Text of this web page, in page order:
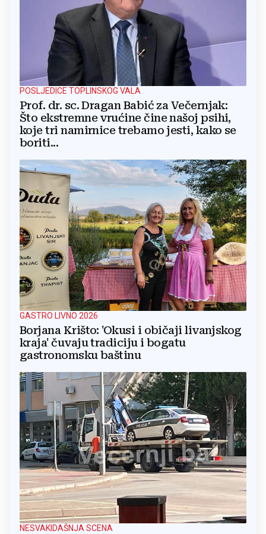
POSLJEDICE TOPLINSKOG VALA
Prof. dr. sc. Dragan Babić za Večernjak:
Što ekstremne vrućine čine našoj psihi,
koje tri namirnice trebamo jesti, kako se
boriti...
GASTRO LIVNO 2026
Borjana Krišto: 'Okusi i običaji livanjskog
kraja' čuvaju tradiciju i bogatu
gastronomsku baštinu
NESVAKIDAŠNJA SCENA